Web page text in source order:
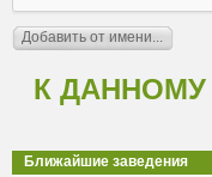
К
Ближайшие заведения